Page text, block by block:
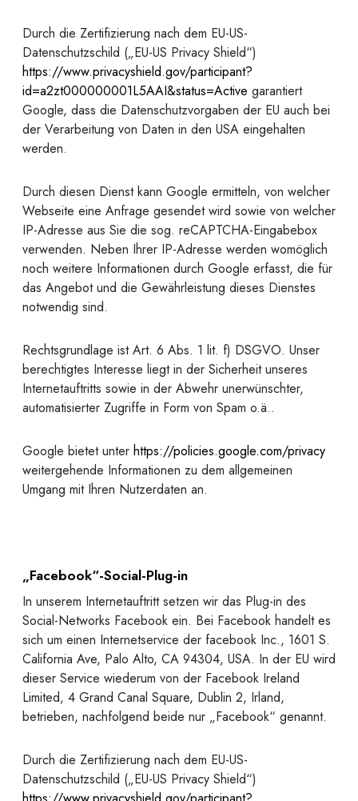
Durch die Zertifizierung nach dem EU-US-
Datenschutzschild („EU-US Privacy Shield“)
https://www.privacyshield.gov/participant?
id=a2zt000000001L5AAI&status=Active garantiert
Google, dass die Datenschutzvorgaben der EU auch bei
der Verarbeitung von Daten in den USA eingehalten
werden.
Durch diesen Dienst kann Google ermitteln, von welcher
Webseite eine Anfrage gesendet wird sowie von welcher
IP-Adresse aus Sie die sog. reCAPTCHA-Eingabebox
verwenden. Neben Ihrer IP-Adresse werden womöglich
noch weitere Informationen durch Google erfasst, die für
das Angebot und die Gewährleistung dieses Dienstes
notwendig sind.
Rechtsgrundlage ist Art. 6 Abs. 1 lit. f) DSGVO. Unser
berechtigtes Interesse liegt in der Sicherheit unseres
Internetauftritts sowie in der Abwehr unerwünschter,
automatisierter Zugriffe in Form von Spam o.ä..
Google bietet unter https://policies.google.com/privacy
weitergehende Informationen zu dem allgemeinen
Umgang mit Ihren Nutzerdaten an.
„Facebook“-Social-Plug-in
In unserem Internetauftritt setzen wir das Plug-in des
Social-Networks Facebook ein. Bei Facebook handelt es
sich um einen Internetservice der facebook Inc., 1601 S.
California Ave, Palo Alto, CA 94304, USA. In der EU wird
dieser Service wiederum von der Facebook Ireland
Limited, 4 Grand Canal Square, Dublin 2, Irland,
betrieben, nachfolgend beide nur „Facebook“ genannt.
Durch die Zertifizierung nach dem EU-US-
Datenschutzschild („EU-US Privacy Shield“)